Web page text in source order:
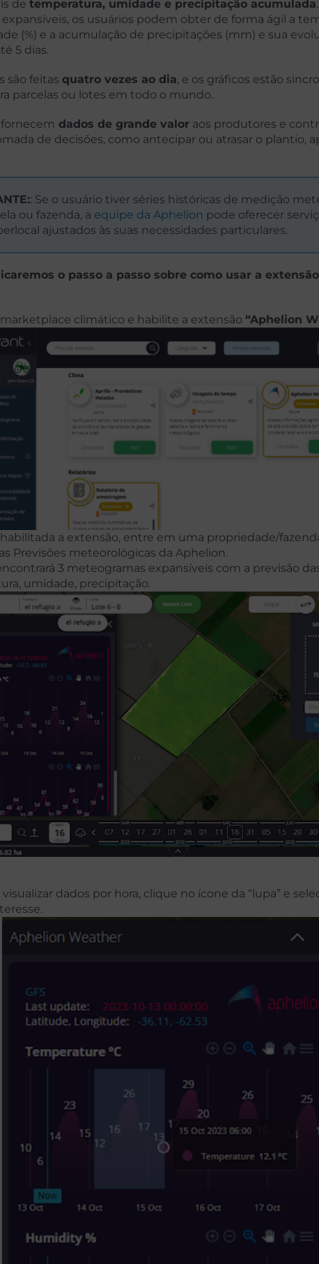
de temperatura, umidade e precipitação acumulada
os usuários podem obter de forma ágil a
(%) e a acumulação de precipitações (mm) e sua
5 dias.
são feitas quatro vezes ao dia, e os gráficos estão
parcelas ou lotes em todo o mundo.
fornecem dados de grande valoraos produtores e
de decisões, como antecipar ou atrasar o plantio,
: Se o usuário tiver séries históricas de medição
ou fazenda, a equipe da Aphelion pode oferecer
ajustados às suas necessidades particulares.
o passo a passo sobre como usar a
marketplace climático e habilite a extensão “Aphelion
a extensão, entre em uma propriedade/
Previsões meteorológicas da Aphelion.
3 meteogramas expansíveis com a previsão
umidade, precipitação.
visualizar dados por hora, clique no ícone da “lupa” e